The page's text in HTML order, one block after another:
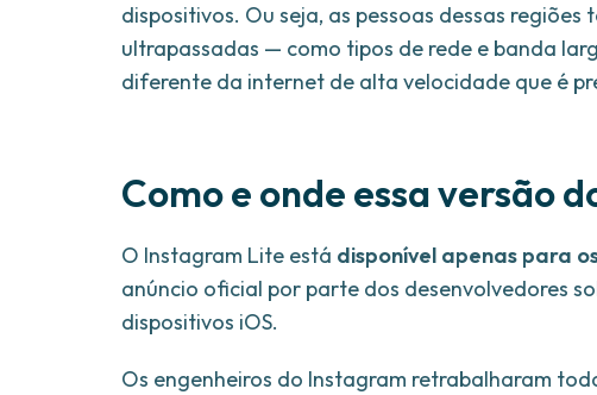
dispositivos. Ou seja, as pessoas dessas
ultrapassadas — como tipos de rede e banda
diferente da internet de alta velocidade que é
Como e onde essa versão
O Instagram Lite está disponível apenas para
anúncio oficial por parte dos desenvolvedores
dispositivos iOS.
Os engenheiros do Instagram retrabalharam